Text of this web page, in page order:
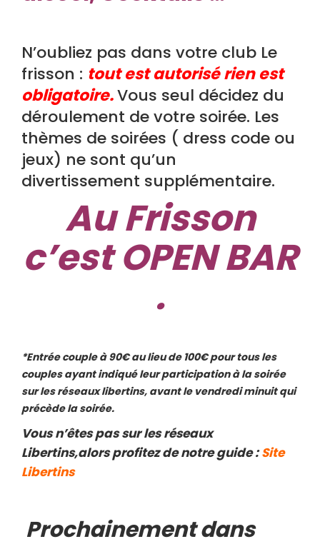
N’oubliez pas dans votre club Le
frisson : tout est autorisé rien est
obligatoire.Vous seul décidez du
déroulement de votre soirée. Les
thèmes de soirées ( dress code ou
jeux) ne sont qu’un
divertissement supplémentaire.
Au Frisson
c’est OPEN BAR
.
*Entrée couple à 90€ au lieu de 100€ pour tous les
couples ayant indiqué leur participation à la soirée
sur les réseaux libertins, avant le vendredi minuit qui
précède la soirée.
Vous n’êtes pas sur les réseaux
Libertins,alors profitez de notre guide :Site
Libertins
Prochainement dans